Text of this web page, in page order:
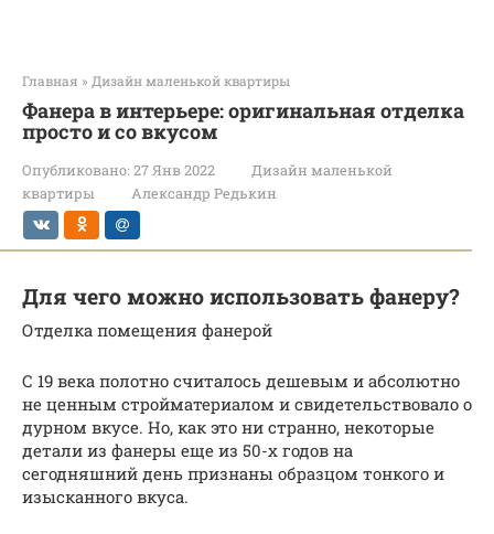
Главная » Дизайн маленькой квартиры
Фанера в интерьере: оригинальная отделка
просто и со вкусом
Опубликовано: 27 Янв 2022
Дизайн маленькой
квартиры
Александр Редькин
Для чего можно использовать фанеру?
Отделка помещения фанерой
С 19 века полотно считалось дешевым и абсолютно
не ценным стройматериалом и свидетельствовало о
дурном вкусе. Но, как это ни странно, некоторые
детали из фанеры еще из 50-х годов на
сегодняшний день признаны образцом тонкого и
изысканного вкуса.